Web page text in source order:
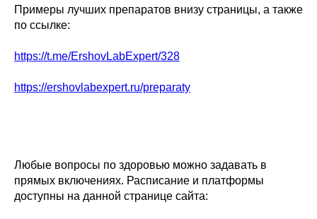
Примеры лучших препаратов внизу страницы, а также
по ссылке:
https://t.me/ErshovLabExpert/328
https://ershovlabexpert.ru/preparaty
Любые вопросы по здоровью можно задавать в
прямых включениях. Расписание и платформы
доступны на данной странице сайта: